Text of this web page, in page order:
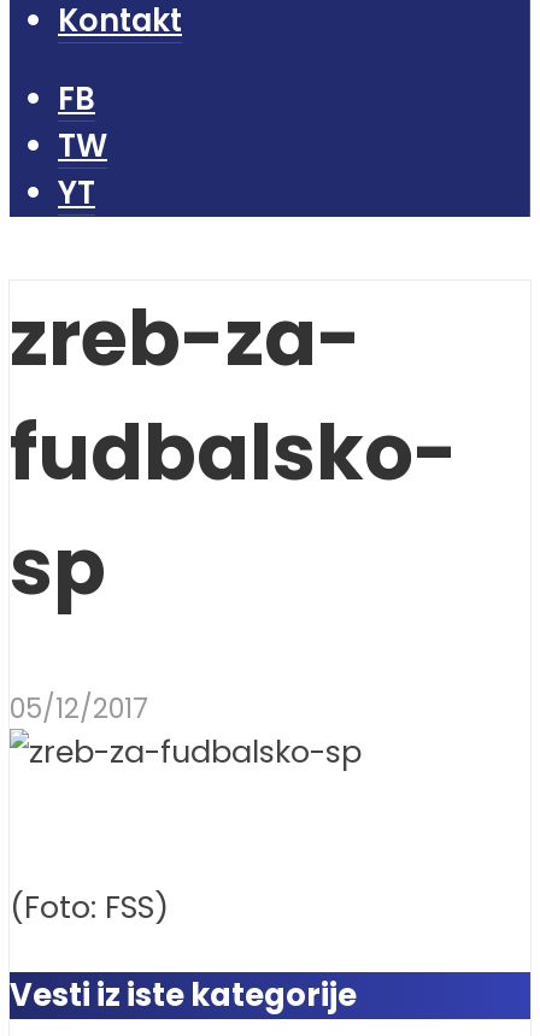
Kontakt
FB
TW
YT
zreb-za-
fudbalsko-
sp
05/12/2017
(Foto: FSS)
Vesti iz iste kategorije